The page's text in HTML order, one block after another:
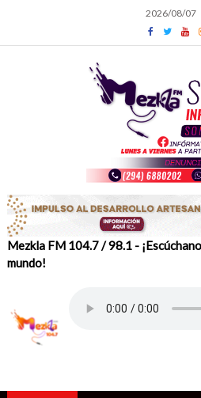
content
2026/08/07
Mezkla FM 104.7 / 98.1 -
mundo!